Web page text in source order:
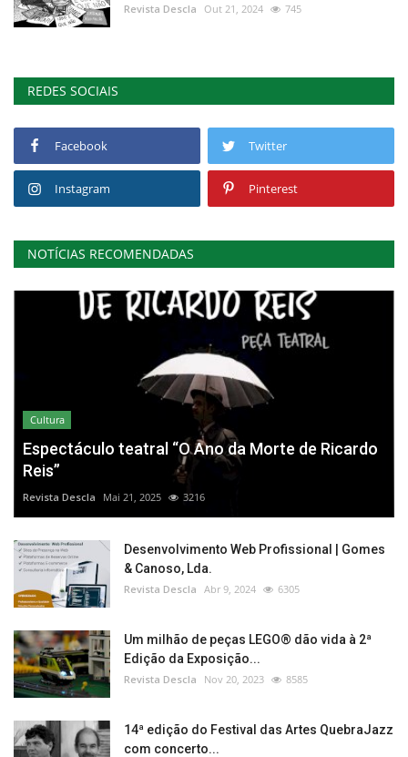
Revista Descla Out 21, 2024 745
REDES SOCIAIS
Facebook Twitter
Instagram Pinterest
NOTÍCIAS RECOMENDADAS
Cultura
Espectáculo teatral “O Ano da Morte de Ricardo
Reis”
Revista Descla Mai 21, 2025 3216
Desenvolvimento Web Profissional | Gomes
& Canoso, Lda.
Revista Descla Abr 9, 2024 6305
Um milhão de peças LEGO® dão vida à 2ª
Edição da Exposição...
Revista Descla Nov 20, 2023 8585
14ª edição do Festival das Artes QuebraJazz
com concerto...